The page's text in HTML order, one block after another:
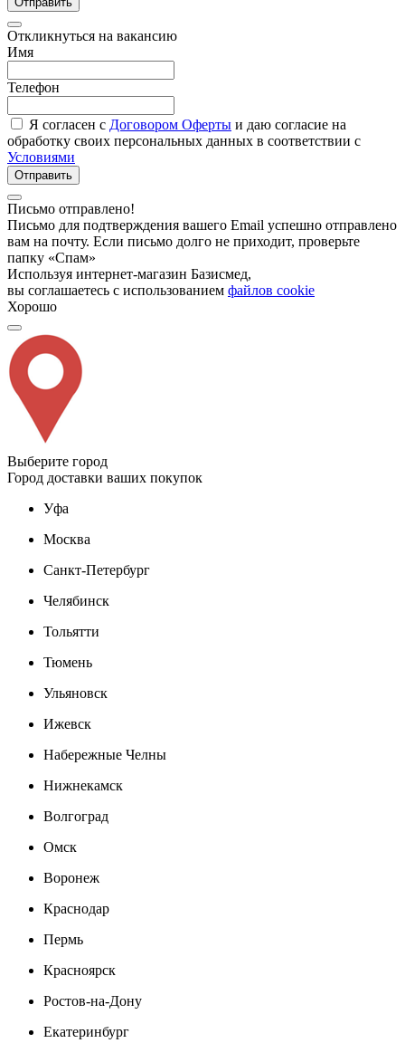
Откликнуться на вакансию
Имя
Телефон
Я согласен с Договором Оферты и даю согласие на
обработку своих персональных данных в соответствии с
Условиями
Отправить
Письмо отправлено!
Письмо для подтверждения вашего Email успешно отправлено
вам на почту. Если письмо долго не приходит, проверьте
папку «Спам»
Используя интернет-магазин Базисмед,
вы соглашаетесь с использованием файлов cookie
Хорошо
Выберите город
Город доставки ваших покупок
Уфа
Москва
Санкт-Петербург
Челябинск
Тольятти
Тюмень
Ульяновск
Ижевск
Набережные Челны
Нижнекамск
Волгоград
Омск
Воронеж
Краснодар
Пермь
Красноярск
Ростов-на-Дону
Екатеринбург